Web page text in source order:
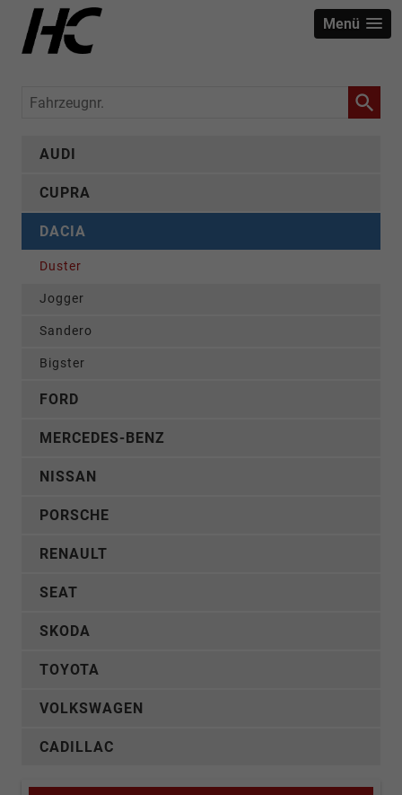
Menü
Fahrzeugnr.
AUDI
CUPRA
DACIA
Duster
Jogger
Sandero
Bigster
FORD
MERCEDES-BENZ
NISSAN
PORSCHE
RENAULT
SEAT
SKODA
TOYOTA
VOLKSWAGEN
CADILLAC